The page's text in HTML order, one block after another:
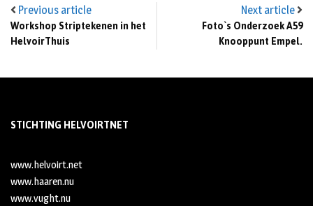
Previous article
Workshop Striptekenen in het
HelvoirThuis
Next article
Foto`s Onderzoek A59
Knooppunt Empel.
STICHTING HELVOIRTNET
www.helvoirt.net
www.haaren.nu
www.vught.nu